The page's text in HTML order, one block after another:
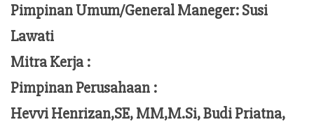
Pimpinan Umum/General Maneger:Susi
Lawati
Mitra Kerja :
Pimpinan Perusahaan :
Hevvi Henrizan,SE, MM,M.Si,Budi Priatna,